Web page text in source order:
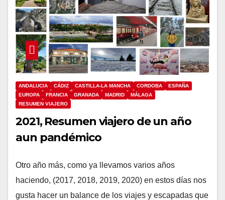
ANDALUCIA CÁDIZ CASTILLA-LA MANCHA CORDOBA
ESPAÑA
EUROPA
FRANCIA GRANADA MADRID
MÁLAGA
RESUMEN VIAJERO
2021, Resumen viajero de un año
aun pandémico
Otro año más, como ya llevamos varios años
haciendo, (2017, 2018, 2019, 2020) en estos días nos
gusta hacer un balance de los viajes y escapadas que